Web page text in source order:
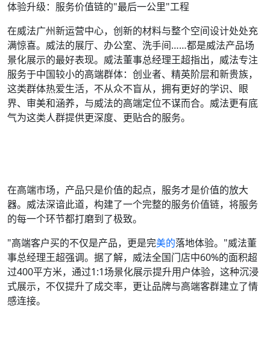
体验升级：服务价值链的"最后一公里"工程
在威法广州新运营中心，创新的材料与整个空间设计处处充
满惊喜。威法的展厅、办公室、洗手间……都是威法产品场
景化展示的最好表现。威法董事总经理王超指出，威法专注
服务于中国较小的高端群体：创业者、精英阶层和新贵族，
这类群体热爱生活，不从众不盲从，拥有更好的学识、眼
界、审美和涵养，与威法的高端定位不谋而合。威法更有底
气为这类人群提供更深度、更贴合的服务。
在高端市场，产品只是价值的起点，服务才是价值的放大
器。威法深谙此道，构建了一个完整的服务价值链，将服务
的每一个环节都打磨到了极致。
"高端客户买的不仅是产品，更是完美的落地体验。"威法董
事总经理王超强调。据了解，威法全国门店中60%的面积超
过400平方米，通过1:1场景化展示提升用户体验，这种沉浸
式展示，不仅提升了成交率，更让品牌与高端客群建立了情
感连接。